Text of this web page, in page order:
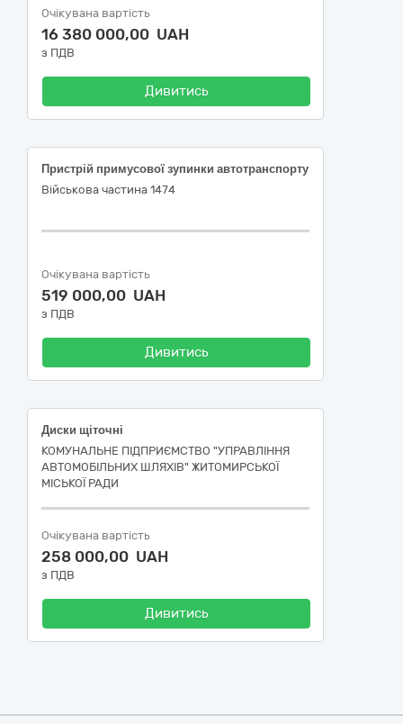
Очікувана вартість
16 380 000,00 UAH
з ПДВ
Дивитись
Пристрій примусової зупинки автотранспорту
Військова частина 1474
Очікувана вартість
519 000,00 UAH
з ПДВ
Дивитись
Диски щіточні
КОМУНАЛЬНЕ ПІДПРИЄМСТВО "УПРАВЛІННЯ
АВТОМОБІЛЬНИХ ШЛЯХІВ" ЖИТОМИРСЬКОЇ
МІСЬКОЇ РАДИ
Очікувана вартість
258 000,00 UAH
з ПДВ
Дивитись